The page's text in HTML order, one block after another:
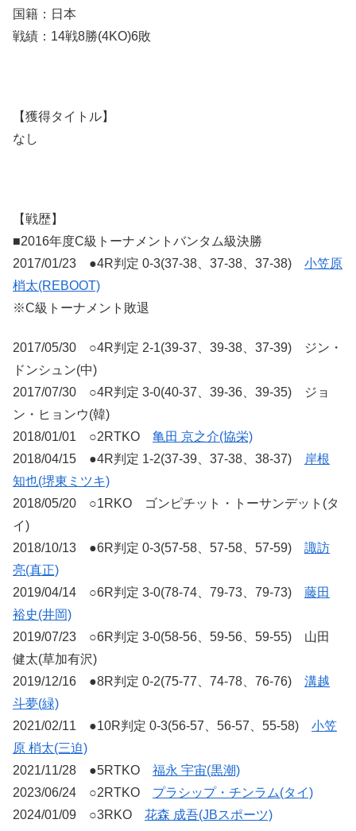
国籍：日本
戦績：14戦8勝(4KO)6敗
【獲得タイトル】
なし
【戦歴】
■2016年度C級トーナメントバンタム級決勝
2017/01/23 ●4R判定 0-3(37-38、37-38、37-38) 小笠原
梢太(REBOOT)
※C級トーナメント敗退
2017/05/30 ○4R判定 2-1(39-37、39-38、37-39) ジン・
ドンシュン(中)
2017/07/30 ○4R判定 3-0(40-37、39-36、39-35) ジョ
ン・ヒョンウ(韓)
2018/01/01 ○2RTKO 亀田 京之介(協栄)
2018/04/15 ●4R判定 1-2(37-39、37-38、38-37)
岸根
知也(堺東ミツキ)
2018/05/20 ○1RKO ゴンピチット・トーサンデット(タ
イ)
2018/10/13 ●6R判定 0-3(57-58、57-58、57-59) 諏訪
亮(真正)
2019/04/14 ○6R判定 3-0(78-74、79-73、79-73) 藤田
裕史(井岡)
2019/07/23 ○6R判定 3-0(58-56、59-56、59-55) 山田
健太(草加有沢)
2019/12/16 ●8R判定 0-2(75-77、74-78、76-76) 溝越
斗夢(緑)
2021/02/11 ●10R判定 0-3(56-57、56-57、55-58) 小笠
原 梢太(三迫)
2021/11/28 ●5RTKO 福永 宇宙(黒潮)
2023/06/24 ○2RTKO プラシップ・チンラム(タイ)
2024/01/09 ○3RKO 花森 成吾(JBスポーツ)